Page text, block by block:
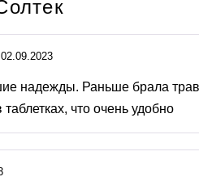
02.09.2023
надежды. Раньше брала
что очень удобно